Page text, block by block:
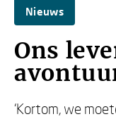
Nieuws
Ons
‘Kortom, we